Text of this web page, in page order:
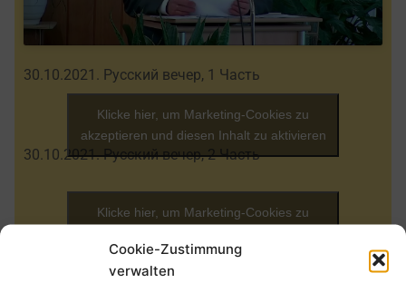
Cookie-Zustimmung
verwalten
30.10.2021. Русский вечер, 1 Часть
Klicke hier, um Marketing-Cookies zu
akzeptieren und diesen Inhalt zu aktivieren
30.10.2021. Русский вечер, 2 Часть
Klicke hier, um Marketing-Cookies zu
Русский вечер в Германии. 27.03.2021